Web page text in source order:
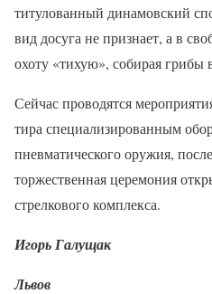
титулованный динамовский
вид досуга не признает, а в
охоту «тихую», собирая грибы
Сейчас проводятся
тира специализированным
пневматического оружия,
торжественная церемония
стрелкового комплекса.
Игорь Галущак
Львов